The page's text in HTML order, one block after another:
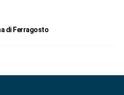
di Ferragosto